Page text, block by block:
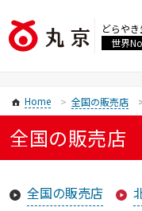
どらや
世界
Home 全国の販売店
全国の販売店
全国の販売店